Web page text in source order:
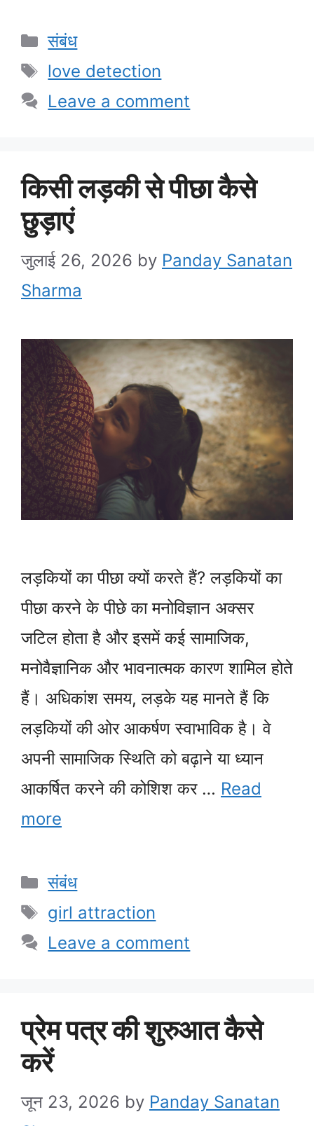
Categories
संबंध
Tags
love detection
Leave a comment
किसी लड़की से पीछा कैसे
छुड़ाएं
जुलाई 26, 2026 by Panday Sanatan
Sharma
लड़कियों का पीछा क्यों करते हैं? लड़कियों का
पीछा करने के पीछे का मनोविज्ञान अक्सर
जटिल होता है और इसमें कई सामाजिक,
मनोवैज्ञानिक और भावनात्मक कारण शामिल होते
हैं। अधिकांश समय, लड़के यह मानते हैं कि
लड़कियों की ओर आकर्षण स्वाभाविक है। वे
अपनी सामाजिक स्थिति को बढ़ाने या ध्यान
आकर्षित करने की कोशिश कर … Read
more
Categories
संबंध
Tags
girl attraction
Leave a comment
प्रेम पत्र की शुरुआत कैसे
करें
जून 23, 2026 by Panday Sanatan